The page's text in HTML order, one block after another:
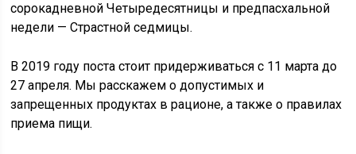
сорокадневной Четыредесятницы и предпасхальной
недели — Страстной седмицы.
В 2019 году поста стоит придерживаться с 11 марта до
27 апреля. Мы расскажем о допустимых и
запрещенных продуктах в рационе, а также о правилах
приема пищи.